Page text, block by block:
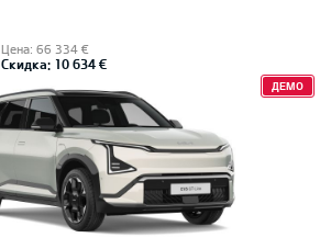
Цена: 66 334 €
Скидка: 10 634 €
ДЕМО